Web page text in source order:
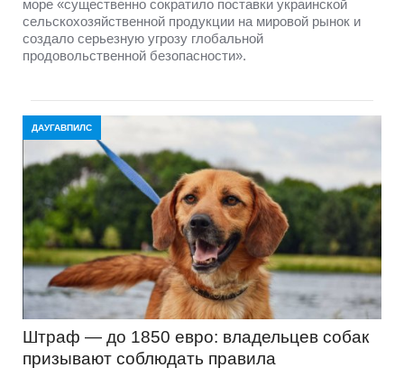
море «существенно сократило поставки украинской
сельскохозяйственной продукции на мировой рынок и
создало серьезную угрозу глобальной
продовольственной безопасности».
ДАУГАВПИЛС
Штраф — до 1850 евро: владельцев собак
призывают соблюдать правила